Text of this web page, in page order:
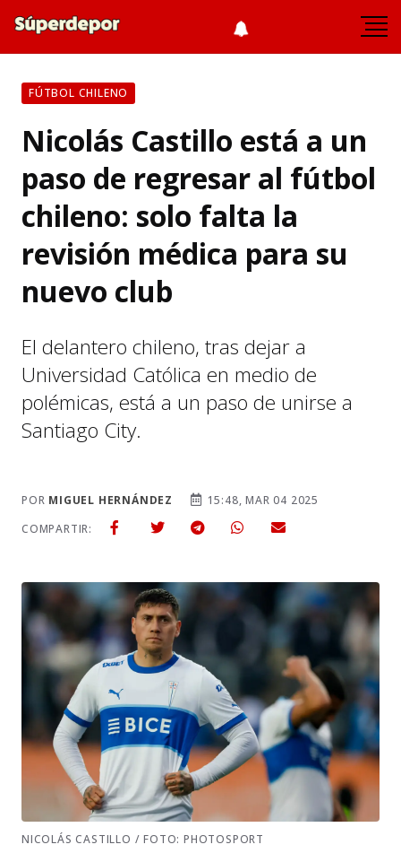
FÚTBOL CHILENO
Nicolás Castillo está a un
paso de regresar al fútbol
chileno: solo falta la
revisión médica para su
nuevo club
El delantero chileno, tras dejar a
Universidad Católica en medio de
polémicas, está a un paso de unirse a
Santiago City.
POR MIGUEL HERNÁNDEZ
15:48, MAR 04 2025
COMPARTIR:
NICOLÁS CASTILLO / FOTO: PHOTOSPORT